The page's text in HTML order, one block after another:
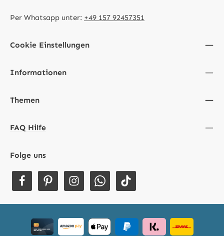
Per Whatsapp unter: +49 157 92457351
Cookie Einstellungen
Informationen
Themen
FAQ Hilfe
Folge uns